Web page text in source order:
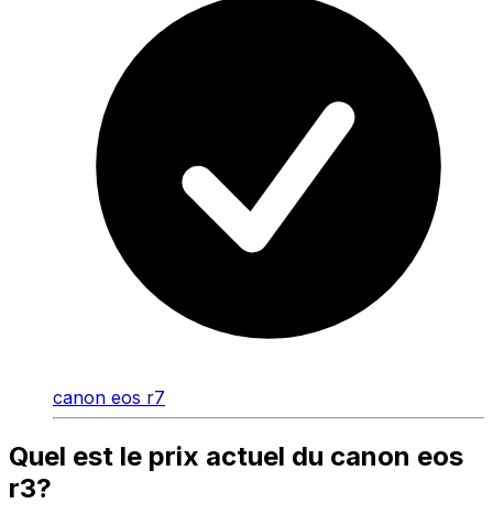
canon eos r7
Quel est le prix actuel du canon eos
r3?